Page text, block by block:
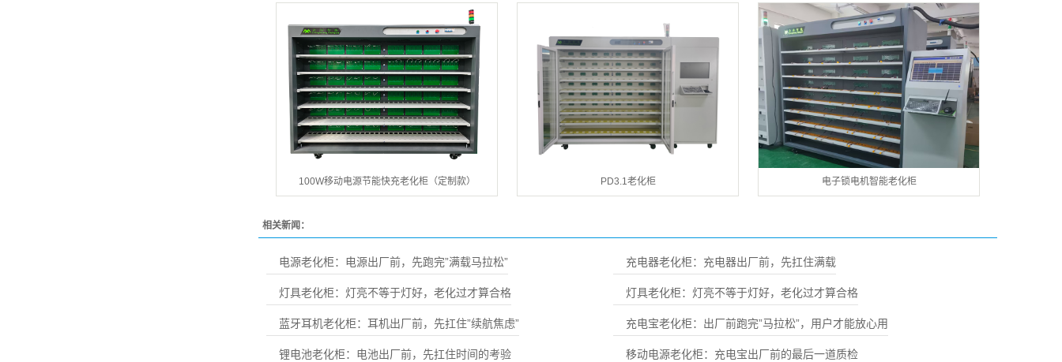
100W移动电源节能快充老化柜（定制款） PD3.1老化柜 电子锁电机智能老化柜
相关新闻：
电源老化柜：电源出厂前，先跑完”满载马拉松” 充电器老化柜：充电器出厂前，先扛住满载
灯具老化柜：灯亮不等于灯好，老化过才算合格 灯具老化柜：灯亮不等于灯好，老化过才算合格
蓝牙耳机老化柜：耳机出厂前，先扛住”续航焦虑” 充电宝老化柜：出厂前跑完”马拉松”，用户才能放心用
锂电池老化柜：电池出厂前，先扛住时间的考验 移动电源老化柜：充电宝出厂前的最后一道质检